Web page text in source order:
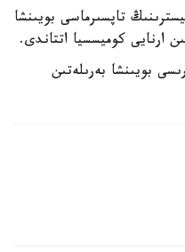
تاپسىرماسى بويىنشا
ارنايى كوميسسيا اتتاندى.
بويىنشا بەرىلەتىن